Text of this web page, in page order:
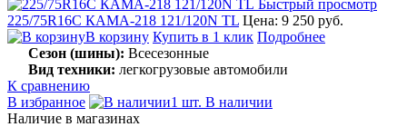
Быстрый просмотр
225/75R16C КАМА-218 121/120N TL Цена: 9 250 руб.
В корзину Купить в 1 клик Подробнее
Сезон (шины): Всесезонные
Вид техники: легкогрузовые автомобили
К сравнению
В избранное
1 шт. В наличии
Наличие в магазинах